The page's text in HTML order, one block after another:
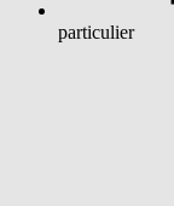
particulier